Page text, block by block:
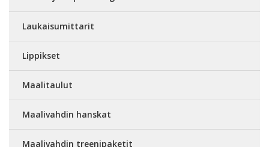
Laukaisumittarit
Lippikset
Maalitaulut
Maalivahdin hanskat
Maalivahdin treenipaketit